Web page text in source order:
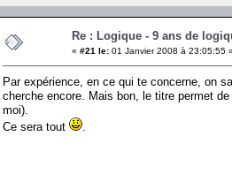
Re : Logique - 9 ans de
« #21 le: 01 Janvier 2008 à 23:05:55
Par expérience, en ce qui te concerne, on
cherche encore. Mais bon, le titre permet
moi).
Ce sera tout